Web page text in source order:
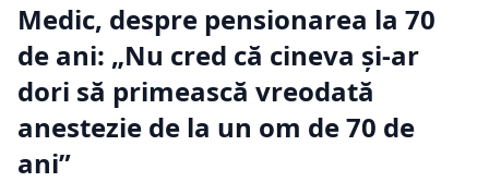
Medic, despre pensionarea la 70
de ani: „Nu cred că cineva şi-ar
dori să primească vreodată
anestezie de la un om de 70 de
ani”